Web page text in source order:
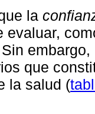
la
evaluar,
Sin
que
la salud (